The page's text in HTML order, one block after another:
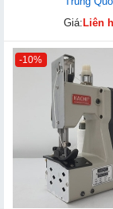
Giá:Liên
-10%